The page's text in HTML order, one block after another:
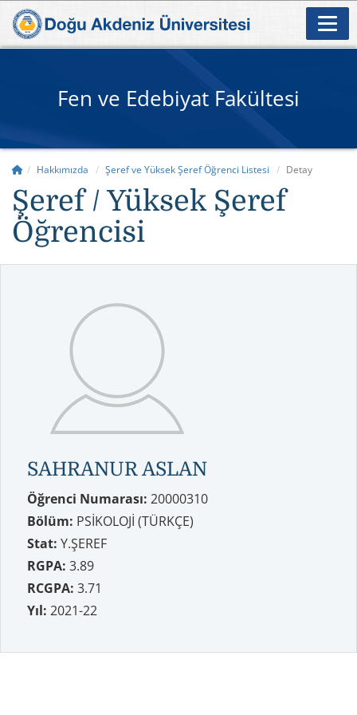
Fen ve Edebiyat Fakültesi
Hakkımızda Şeref ve Yüksek Şeref Öğrenci Listesi Detay
Şeref / Yüksek Şeref
Öğrencisi
SAHRANUR ASLAN
Öğrenci Numarası: 20000310
Bölüm: PSİKOLOJİ (TÜRKÇE)
Stat: Y.ŞEREF
RGPA: 3.89
RCGPA: 3.71
Yıl: 2021-22